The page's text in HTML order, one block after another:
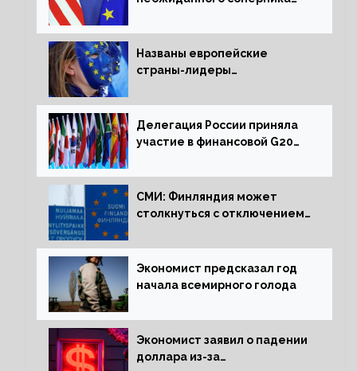
Названы европейские
страны-лидеры
активов
Делегация России приняла
участие в финансовой G20
СМИ: Финляндия может
столкнуться с отключением
Экономист предсказал год
начала всемирного голода
Экономист заявил о падении
доллара из-за